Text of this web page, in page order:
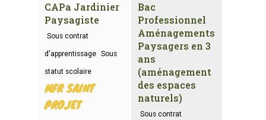
CAPa Jardinier
Paysagiste
Sous contrat
d'apprentissage Sous
statut scolaire
MFR SAINT
PROJET
Bac
Professionnel
Aménagements
Paysagers en 3
ans
(aménagement
des espaces
naturels)
Sous contrat